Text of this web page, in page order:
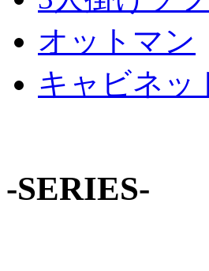
オットマン
キャビネッ
-SERIES-